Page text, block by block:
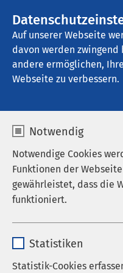
Auf unserer Webseite
davon werden
andere ermöglichen,
Webseite zu verbessern.
Notwendig
Notwendige Cookies
Funktionen der
gewährleistet, dass die
funktioniert.
Anbieter sgalinski
Statistiken
Statistik-Cookies
Startseite der AMEOS Gruppe
Unternehmensblog